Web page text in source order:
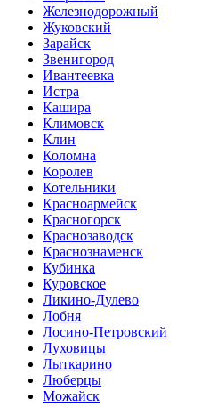
Железнодорожный
Жуковский
Зарайск
Звенигород
Ивантеевка
Истра
Кашира
Климовск
Клин
Коломна
Королев
Котельники
Красноармейск
Красногорск
Краснозаводск
Краснознаменск
Кубинка
Куровское
Ликино-Дулево
Лобня
Лосино-Петровский
Луховицы
Лыткарино
Люберцы
Можайск